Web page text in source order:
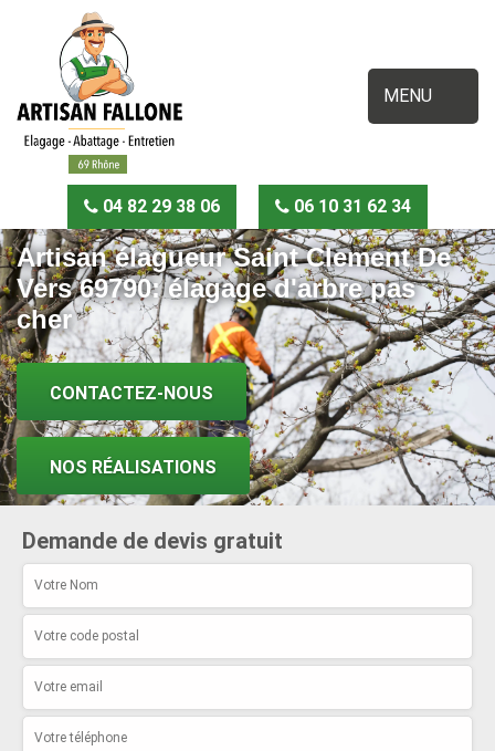
MENU
04 82 29 38 06 06 10 31 62 34
Artisan élagueur Saint Clement De
Vers 69790: élagage d'arbre pas
cher
CONTACTEZ-NOUS
NOS RÉALISATIONS
Demande de devis gratuit